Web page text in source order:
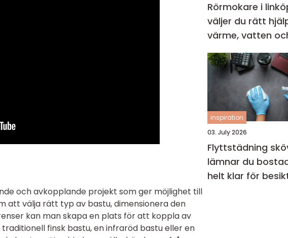
och avkopplande projekt som ger möjlighet till
att välja rätt typ av bastu, dimensionera den
kan man skapa en plats för att koppla av
finsk bastu, en infraröd bastu eller en
Rörmokare i
väljer du rätt
värme, vatten
avlopp
inspiration
03. July 2026
Flyttstädning
lämnar du
helt klar för